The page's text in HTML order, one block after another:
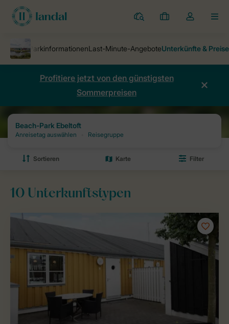
Ferienparks
Meine
Dropdown-
meines
öffnen
Profitiere jetzt von den günstigsten
Sommerpreisen
Ferienparks Beach-Park Ebeltoft